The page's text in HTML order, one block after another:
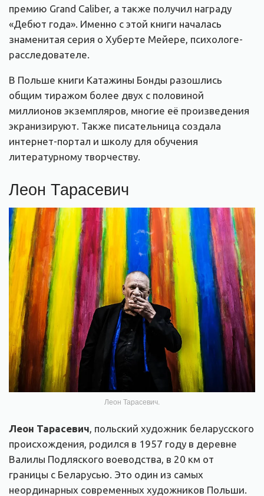
премию Grand Caliber, а также получил награду
«Дебют года». Именно с этой книги началась
знаменитая серия о Хуберте Мейере, психологе-
расследователе.
В Польше книги Катажины Бонды разошлись
общим тиражом более двух с половиной
миллионов экземпляров, многие её произведения
экранизируют. Также писательница создала
интернет-портал и школу для обучения
литературному творчеству.
Леон Тарасевич
Леон Тарасевич.
Леон Тарасевич, польский художник беларусского
происхождения, родился в 1957 году в деревне
Валилы Подляского воеводства, в 20 км от
границы с Беларусью. Это один из самых
неординарных современных художников Польши.